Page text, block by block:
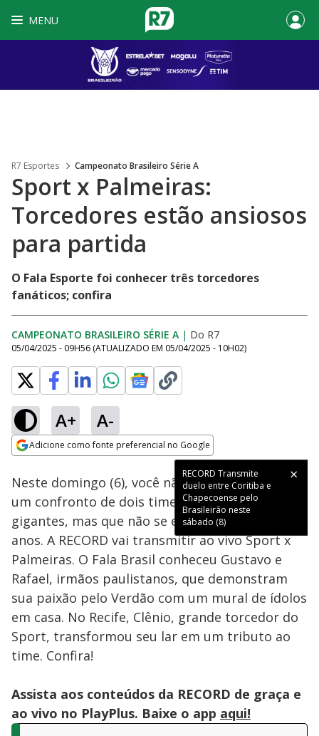
MENU
R7 Esportes Campeonato Brasileiro Série A
Sport x Palmeiras:
Torcedores estão ansiosos
para partida
O Fala Esporte foi conhecer três torcedores
fanáticos; confira
CAMPEONATO BRASILEIRO SÉRIE A | Do R7
05/04/2025 - 09H56 (ATUALIZADO EM 05/04/2025 - 10H02)
A+ A-
Adicione como fonte preferencial no Google
Ativar
Loaded:
10.80%
Neste domingo (6), você não pode perder mais
um confronto de dois times com torcidas
gigantes, mas que não se enfrentam há quatro
anos. A RECORD vai transmitir ao vivo Sport x
Palmeiras. O Fala Brasil conheceu Gustavo e
Rafael, irmãos paulistanos, que demonstram
sua paixão pelo Verdão com um mural de ídolos
em casa. No Recife, Clênio, grande torcedor do
Sport, transformou seu lar em um tributo ao
time. Confira!
Assista aos conteúdos da RECORD de graça e
ao vivo no PlayPlus. Baixe o app aqui!